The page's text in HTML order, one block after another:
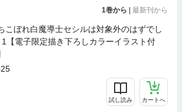
1巻から | 最新刊から
こぼれ白魔導士セシルは対象外のはずでし
1【電子限定描き下ろしカラーイラスト付
試し読み カートへ